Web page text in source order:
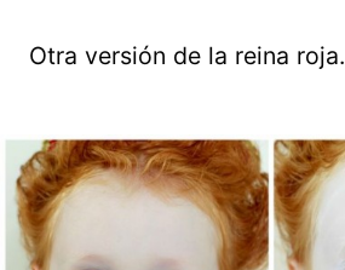
Otra versión de la reina roja.